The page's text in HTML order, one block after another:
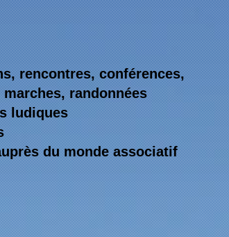
rencontres, conférences,
randonnées
ludiques
du monde associatif